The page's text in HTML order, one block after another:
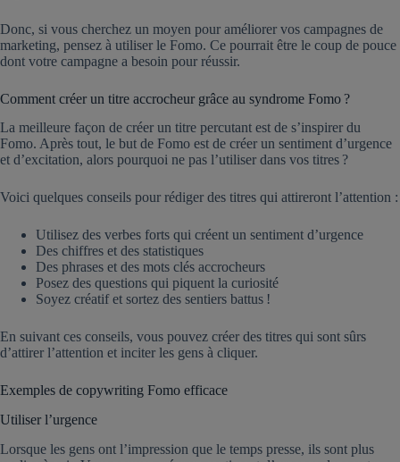
Donc, si vous cherchez un moyen pour améliorer vos campagnes de
marketing, pensez à utiliser le Fomo. Ce pourrait être le coup de pouce
dont votre campagne a besoin pour réussir.
Comment créer un titre accrocheur grâce au syndrome Fomo ?
La meilleure façon de créer un titre percutant est de s’inspirer du
Fomo. Après tout, le but de Fomo est de créer un sentiment d’urgence
et d’excitation, alors pourquoi ne pas l’utiliser dans vos titres ?
Voici quelques conseils pour rédiger des titres qui attireront l’attention :
Utilisez des verbes forts qui créent un sentiment d’urgence
Des chiffres et des statistiques
Des phrases et des mots clés accrocheurs
Posez des questions qui piquent la curiosité
Soyez créatif et sortez des sentiers battus !
En suivant ces conseils, vous pouvez créer des titres qui sont sûrs
d’attirer l’attention et inciter les gens à cliquer.
Exemples de copywriting Fomo efficace
Utiliser l’urgence
Lorsque les gens ont l’impression que le temps presse, ils sont plus